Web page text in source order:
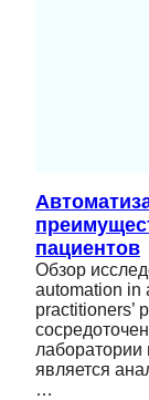
пациентов
Обзор
automation in
practitioners’
лаборатории
является
…